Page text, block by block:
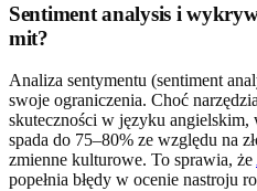
Sentiment analysis i
mit?
Analiza sentymentu (sentiment
swoje ograniczenia. Choć
skuteczności w języku angielskim,
spada do 75–80% ze względu na
zmienne kulturowe. To sprawia, że
popełnia błędy w ocenie nastroju